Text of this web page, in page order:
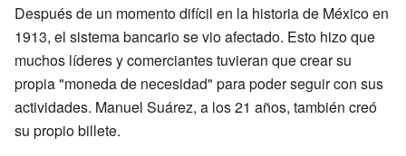
Después de un momento difícil en la historia de México en
1913, el sistema bancario se vio afectado. Esto hizo que
muchos líderes y comerciantes tuvieran que crear su
propia "moneda de necesidad" para poder seguir con sus
actividades. Manuel Suárez, a los 21 años, también creó
su propio billete.